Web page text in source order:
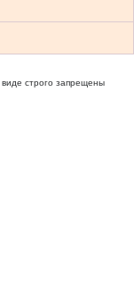
строго запрещены